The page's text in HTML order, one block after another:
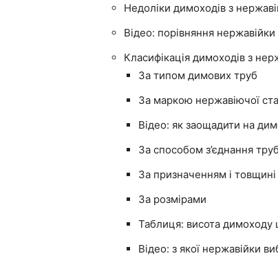
Недоліки димоходів з
Відео: порівняння
Класифікація димоходів з
За типом димових труб
За маркою нержавіючої
Відео: як заощадити на
За способом з’єднання труб
За призначенням і товщині
За розмірами
Таблиця: висота димоходу
Відео: з якої нержавійки